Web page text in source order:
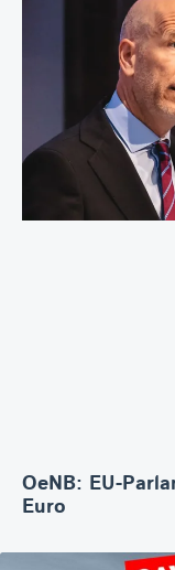
OeNB: EU-
Euro